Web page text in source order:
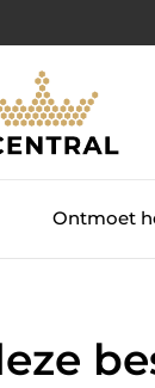
Ontmoet